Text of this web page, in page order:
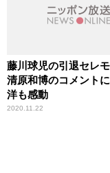
藤川球児の引退セレ
清原和博のコメント
洋も感動
2020.11.22